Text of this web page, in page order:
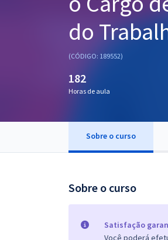
Questões grátis
do
(CÓDIGO: 189552)
182
Horas de aula
Sobre o curso
Sobre o curso
Satisfação
Você poderá